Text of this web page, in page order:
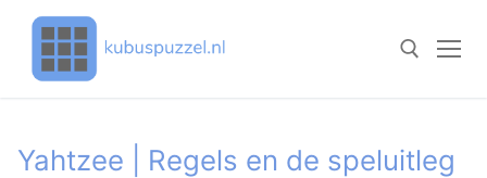
Doorgaan
inhoud
Yahtzee | Regels en de speluitleg